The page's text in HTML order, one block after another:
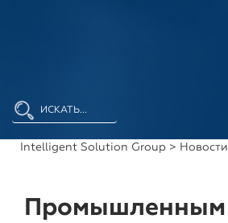
Intelligent Solution Group > Новости
Промышленным